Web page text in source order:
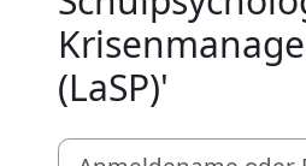
(LaSP)'
Anmeldename oder E-Mail